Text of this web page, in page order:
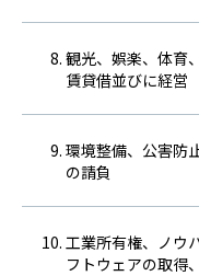
観光、娯楽、体育
賃貸借並びに経営
環境整備、公害防
の請負
工業所有権、ノウ
フトウェアの取得